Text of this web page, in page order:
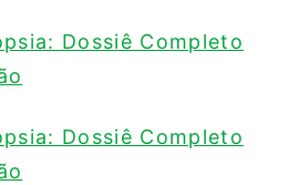
Dossiê Completo
Dossiê Completo